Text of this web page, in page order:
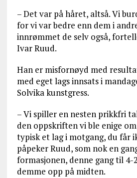
– Det var på håret, altså. Vi
for vi var bedre enn dem i
innrømmet de selv også,
Ivar Ruud.
Han er misfornøyd med
med eget lags innsats i
Solvika kunstgress.
– Vi spiller en nesten prikkfri
den oppskriften vi ble enige
typisk et lag i motgang, du får
påpeker Ruud, som nok en
formasjonen, denne gang til 4-
demme opp på midten.